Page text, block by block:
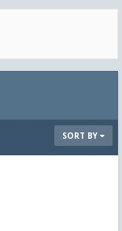
SORT BY